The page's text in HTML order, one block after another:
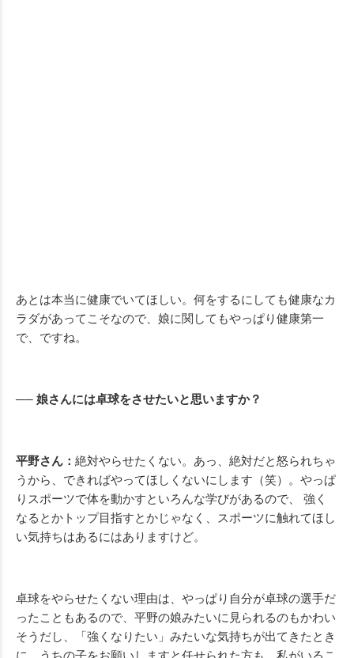
あとは本当に健康でいてほしい。何をするにしても健康なカ
ラダがあってこそなので、娘に関してもやっぱり健康第一
で、ですね。
── 娘さんには卓球をさせたいと思いますか？
平野さん： 絶対やらせたくない。あっ、絶対だと怒られちゃ
うから、できればやってほしくないにします（笑）。やっぱ
りスポーツで体を動かすといろんな学びがあるので、 強く
なるとかトップ目指すとかじゃなく、スポーツに触れてほし
い気持ちはあるにはありますけど。
卓球をやらせたくない理由は、やっぱり自分が卓球の選手だ
ったこともあるので、平野の娘みたいに見られるのもかわい
そうだし、「強くなりたい」みたいな気持ちが出てきたとき
に、うちの子をお願いしますと任せられた方も、私がいるこ